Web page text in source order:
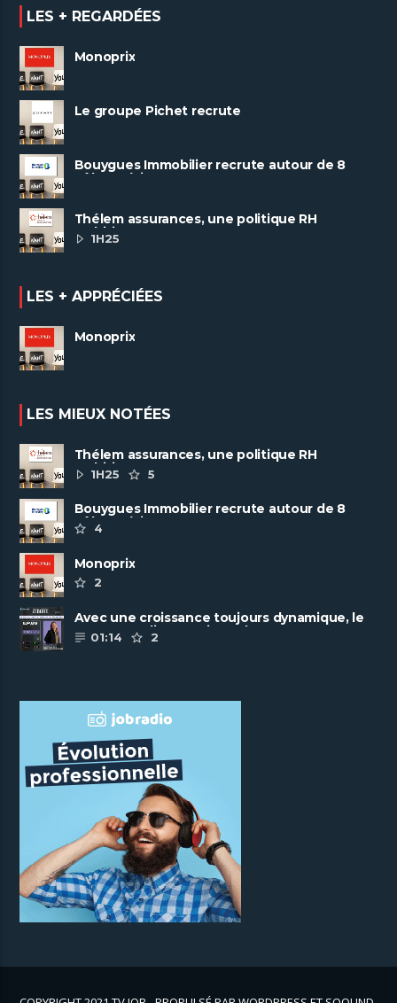
LES + REGARDÉES
Monoprix
Le groupe Pichet recrute
Bouygues Immobilier recrute autour de 8
pôles métiers
Thélem assurances, une politique RH
ambitieuse
1H25
LES + APPRÉCIÉES
Monoprix
LES MIEUX NOTÉES
Thélem assurances, une politique RH
ambitieuse
1H25 5
Bouygues Immobilier recrute autour de 8
pôles métiers
4
Monoprix
2
Avec une croissance toujours dynamique, le
groupe Scalian continue de ......
01:14 2